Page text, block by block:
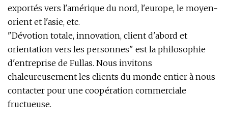
exportés vers l'amérique du nord, l'europe, le moyen-
orient et l'asie, etc.
"Dévotion totale, innovation, client d'abord et
orientation vers les personnes" est la philosophie
d'entreprise de Fullas. Nous invitons
chaleureusement les clients du monde entier à nous
contacter pour une coopération commerciale
fructueuse.